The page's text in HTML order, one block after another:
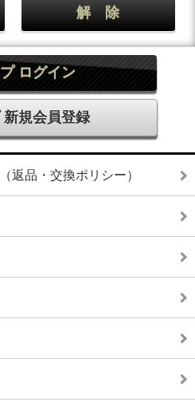
ログイン
新規会員登録
返品・交換ポリシー）